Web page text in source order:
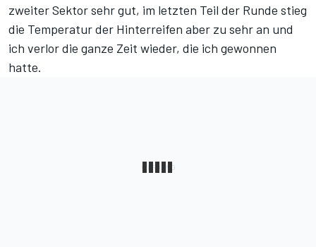
zweiter Sektor sehr gut, im letzten Teil der Runde stieg
die Temperatur der Hinterreifen aber zu sehr an und
ich verlor die ganze Zeit wieder, die ich gewonnen
hatte.